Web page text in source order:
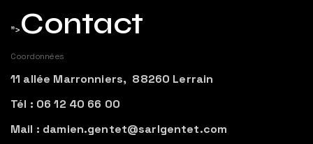
">Contact
Coordonnées
11 allée Marronniers, 88260 Lerrain
Tél : 06 12 40 66 00
Mail : damien.gentet@sarlgentet.com